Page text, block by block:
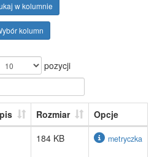
w kolumnie
kolumn
pozycji
Rozmiar
Opcje
184 KB metryczka